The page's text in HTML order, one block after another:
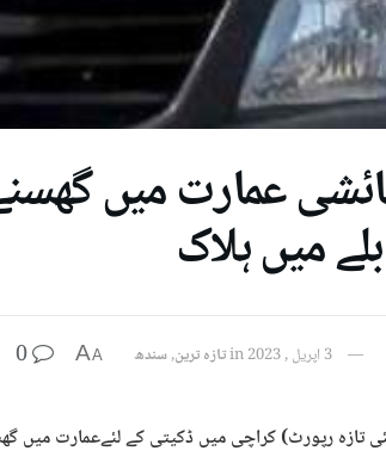
عمارت میں
میں ہلاک
3 اپریل , 2023 inتازہ ترین,سندھ A
A
0
تازہ رپورٹ) کراچی میں ڈکیتی کے لئےعمارت میں